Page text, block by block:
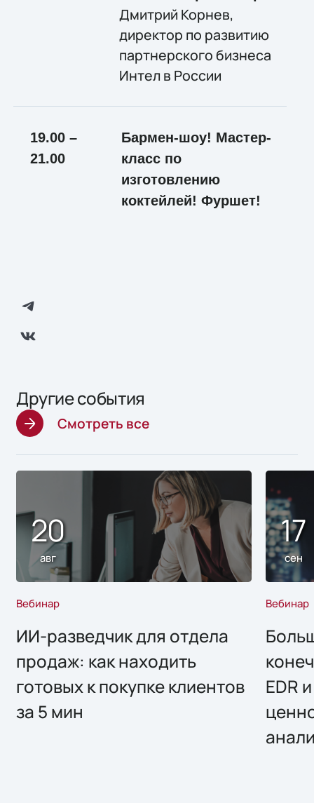
Дмитрий Корнев,
директор по развитию
партнерского бизнеса
Интел в России
19.00 –
21.00
Бармен-шоу! Мастер-
класс по
изготовлению
коктейлей! Фуршет!
Другие события
Смотреть все
20
авг
Вебинар
ИИ-разведчик для отдела
продаж: как находить
готовых к покупке клиентов
за 5 мин
17
сен
Вебинар
EDR